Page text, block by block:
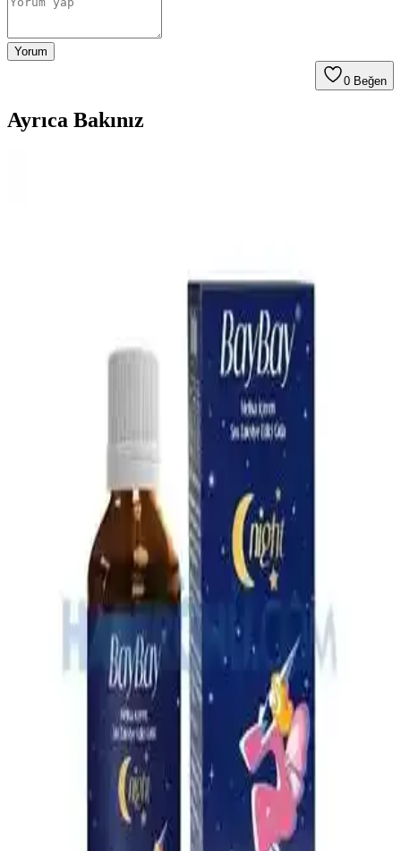
Yorum
0 Beğen
Ayrıca Bakınız
En İyi Bebek Gaz İlacı Seçimi: Güvenilir ve Doğal
Çözümlerle Bebek Rahatlığı
Bebeklerin gaz sancılarını hafifletmek için doğal ve güvenilir bebek
gaz ilaçları hakkında bilgi alın. Doğru ürün seçimiyle bebeğinizin
Omo Hijyen Ürünleri: Günlük Temizlik ve Hijyen
İçin Güvenilir Çözüm
Omo hijyen ürünleri, çocuklar ve ev kullanımı için etkili temizlik ve
hijyen sağlar, çok yönlü ürün yelpazesiyle günlük yaşamda güvenilir
4 Aylık Bebekler İçin Ek Gıda Rehberi: Temel İlkeler
ve Uygulamalar
4 aylık bebekler için ek gıda süreci, gelişimsel belirtiler ve hijyen
kurallarıyla sağlıklı beslenme alışkanlıklarının kazanılması üzerine
En İyi Bebek Çantası Seçimi: Dayanıklı, Pratik ve
Ergonomik Modeller Rehberi
Bebek çantası seçerken dayanıklılık, su geçirmezlik, geniş iç hacim
ve ergonomik tasarım gibi önemli özelliklere dikkat edin. Bu
rehberle en uygun modeli kolayca bulun.
Çocuklar İçin Güvenli ve Etkili Boğaz Spreyleri:
Kullanım ve Güvenlik Rehberi
Çocuklar için güvenli ve doğal içeriklerle formüle edilen boğaz